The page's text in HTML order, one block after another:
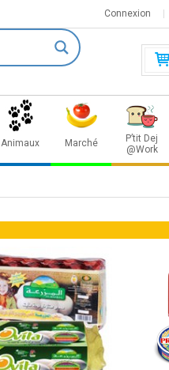
Connexion
Animaux Marché
P’tit Dej
@Work